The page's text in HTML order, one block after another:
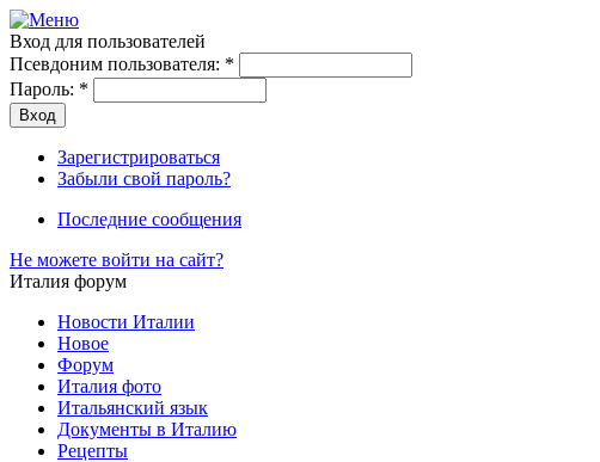
Вход для пользователей
Псевдоним пользователя: *
Пароль: *
Зарегистрироваться
Забыли свой пароль?
Последние сообщения
Не можете войти на сайт?
Италия форум
Новости Италии
Новое
Форум
Италия фото
Итальянский язык
Документы в Италию
Рецепты